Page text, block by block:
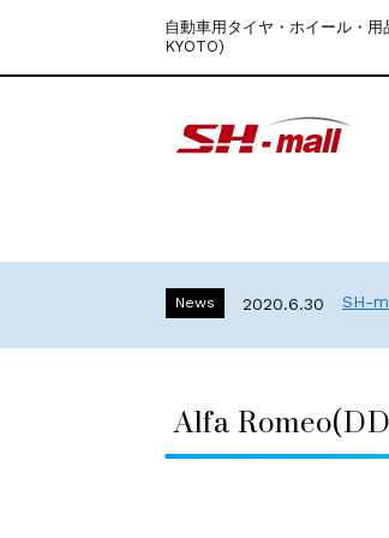
自動車用タイヤ・ホイール・
KYOTO)
News 2020.6.30 SH-
Alfa